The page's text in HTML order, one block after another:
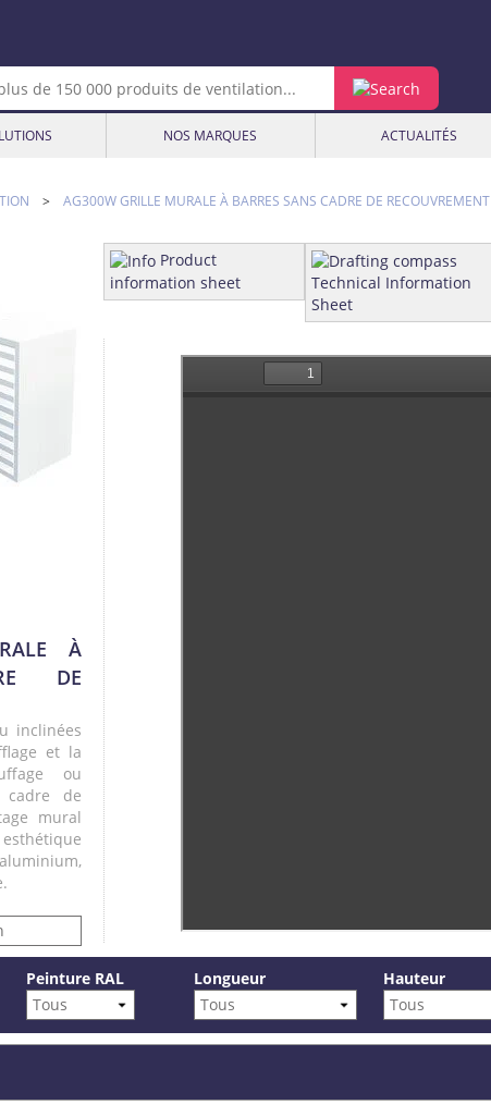
NOS MARQUES ACTUALITÉS
> AG300W GRILLE MURALE À BARRES SANS CADRE DE RECOUVREMENT
À
DE
inclinées
et la
ou
cadre de
mural
Product
information sheet
Technical Information
Sheet
Peinture RAL Longueur Hauteur